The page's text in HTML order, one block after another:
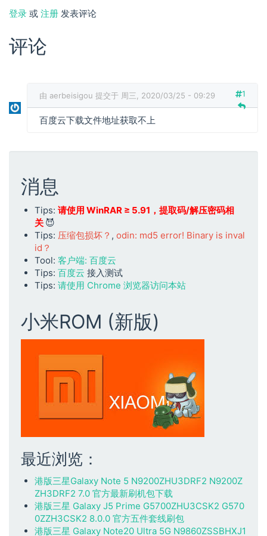
登录 或 注册 发表评论
评论
由 aerbeisigou 提交于 周三, 2020/03/25 - 09:29 1
百度云下载文件地址获取不上
消息
Tips: 请使用 WinRAR ≥ 5.91，提取码/解压密码相
关 😈
Tips: 压缩包损坏？ , odin: md5 error! Binary is inval
id？
Tool: 客户端: 百度云
Tips: 百度云 接入测试
Tips: 请使用 Chrome 浏览器访问本站
小米ROM (新版)
最近浏览：
港版三星Galaxy Note 5 N9200ZHU3DRF2 N9200Z
ZH3DRF2 7.0 官方最新刷机包下载
港版三星 Galaxy J5 Prime G5700ZHU3CSK2 G570
0ZZH3CSK2 8.0.0 官方五件套线刷包
港版三星 Galaxy Note20 Ultra 5G N9860ZSSBHXJ1